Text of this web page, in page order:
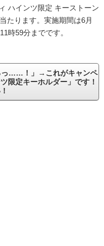
ハインツ限定 キーストーン
たります。実施期間は6月
時59分までです。
っ……！」→これがキャンペ
限定キーホルダー」です！